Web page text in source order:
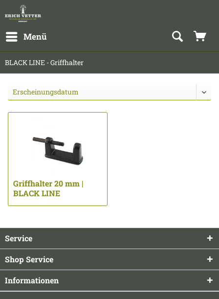
Menü
BLACK LINE - Griffhalter
Griffhalter 20 mm |
BLACK LINE
Service
Shop Service
Informationen